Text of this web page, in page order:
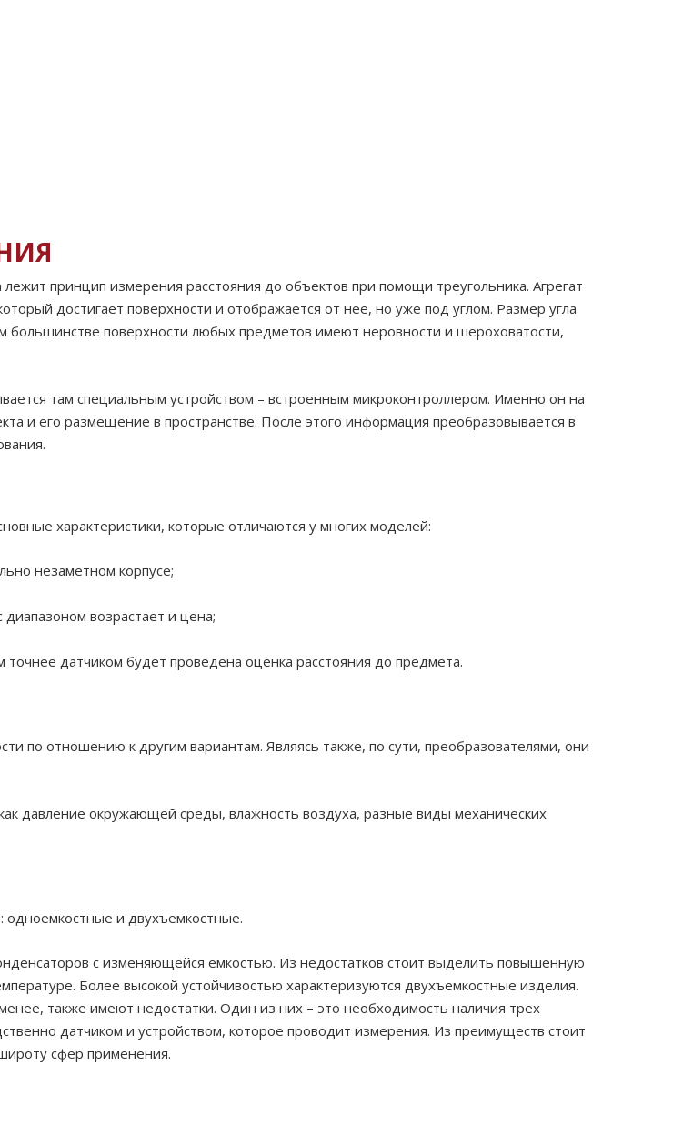
принцип измерения расстояния до объектов при помощи треугольника. Агрегат
достигает поверхности и отображается от нее, но уже под углом. Размер угла
большинстве поверхности любых предметов имеют неровности и шероховатости,
там специальным устройством – встроенным микроконтроллером. Именно он на
и его размещение в пространстве. После этого информация преобразовывается в
характеристики, которые отличаются у многих моделей:
незаметном корпусе;
возрастает и цена;
датчиком будет проведена оценка расстояния до предмета.
по отношению к другим вариантам. Являясь также, по сути, преобразователями, они
давление окружающей среды, влажность воздуха, разные виды механических
одноемкостные и двухъемкостные.
с изменяющейся емкостью. Из недостатков стоит выделить повышенную
Более высокой устойчивостью характеризуются двухъемкостные изделия.
также имеют недостатки. Один из них – это необходимость наличия трех
датчиком и устройством, которое проводит измерения. Из преимуществ стоит
сфер применения.